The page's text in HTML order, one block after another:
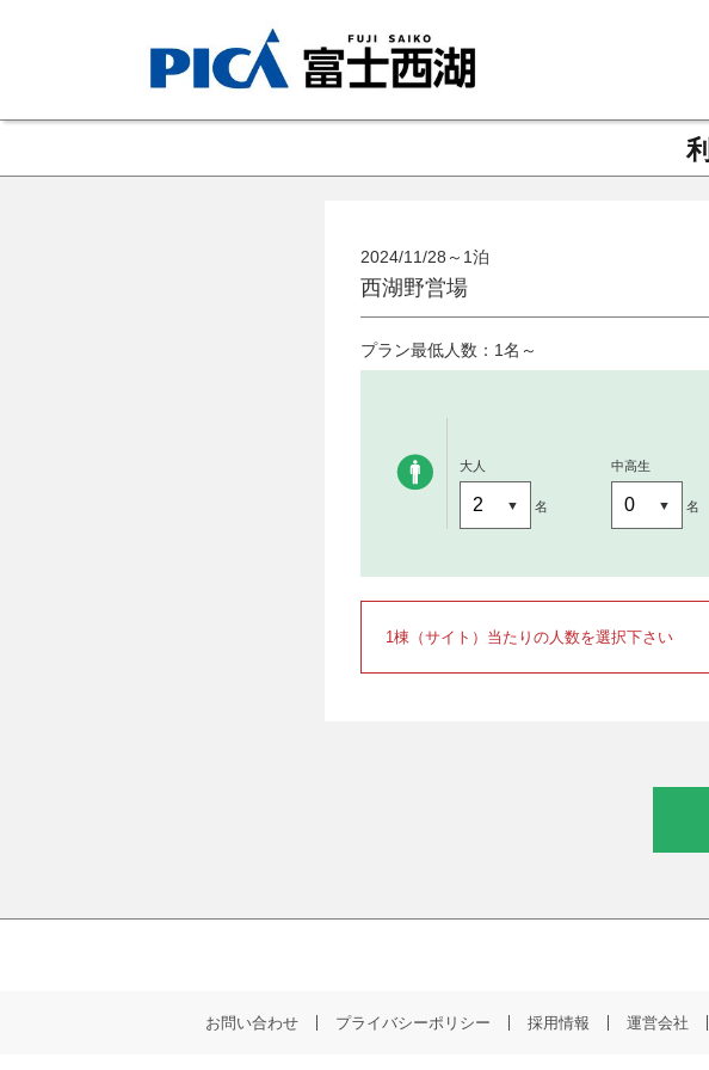
2024/11/28～1泊
西湖野営場
プラン最低人数：1名～
大人
名
中高生
名
1棟（サイト）当たりの人数を選択下さい
お問い合わせ プライバシーポリシー 採用情報 運営会社